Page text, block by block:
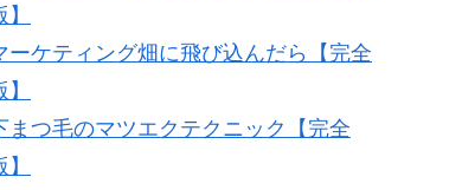
】
ーケティング畑に飛び込んだら【完全
】
まつ毛のマツエクテクニック【完全
】